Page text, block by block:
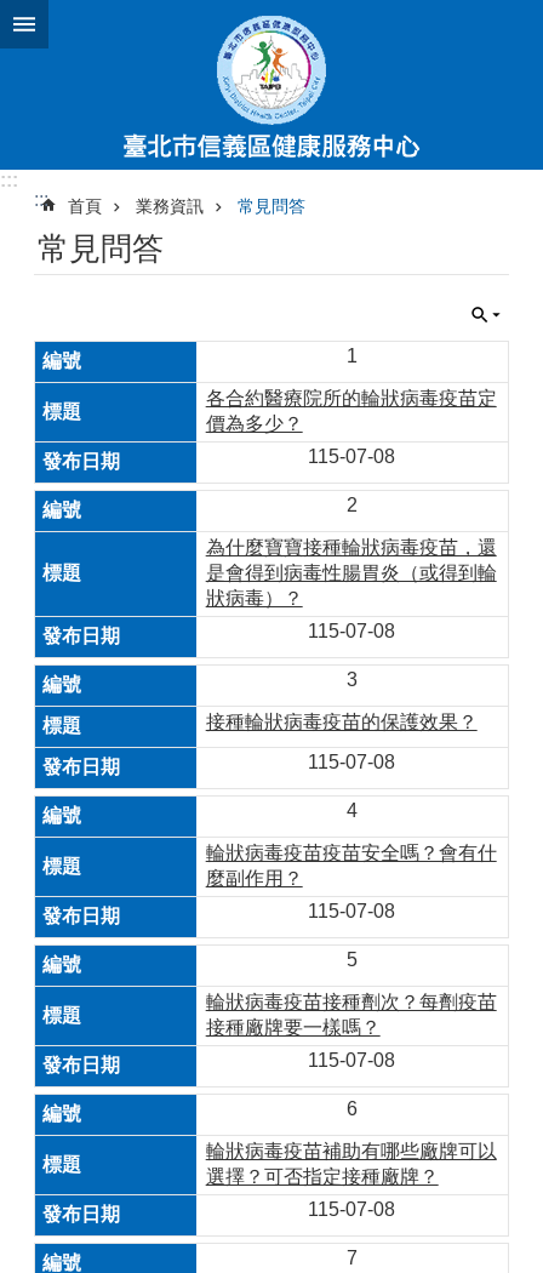
跳到主要內容區塊
:::
:::
首頁 業務資訊 常見問答
常見問答
1
各合約醫療院所的輪狀病毒疫苗定
價為多少？
115-07-08
2
為什麼寶寶接種輪狀病毒疫苗，還
是會得到病毒性腸胃炎（或得到輪
狀病毒）？
115-07-08
3
接種輪狀病毒疫苗的保護效果？
115-07-08
4
輪狀病毒疫苗疫苗安全嗎？會有什
麼副作用？
115-07-08
5
輪狀病毒疫苗接種劑次？每劑疫苗
接種廠牌要一樣嗎？
115-07-08
6
輪狀病毒疫苗補助有哪些廠牌可以
選擇？可否指定接種廠牌？
115-07-08
7